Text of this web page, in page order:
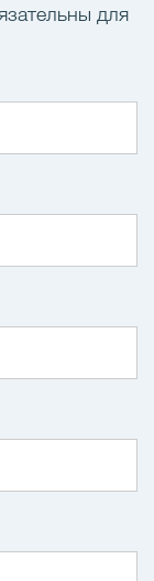
для